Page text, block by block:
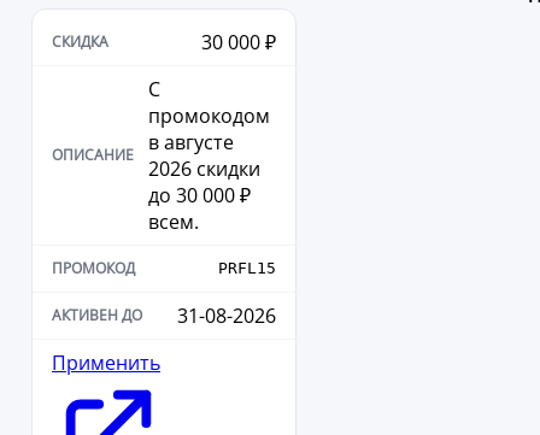
30 000 ₽
С
промокодом
в августе
2026 скидки
до 30 000 ₽
всем.
PRFL15
31-08-2026
Применить